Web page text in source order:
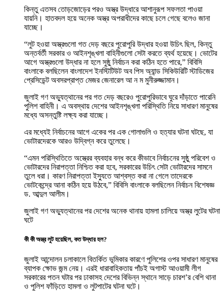
কিন্তু এতসব তোড়জোড়ের পরও অস্ত্র উদ্ধারে আশানুরূপ সফলতা পাওয়া
যায়নি। হাতবদল হয়ে অনেক অস্ত্র অপরাধীদের কাছে চলে গেছে বলেও জানা
যাচ্ছে।
“লুট হওয়া অস্ত্রগুলো গত দেড় বছরে পুরোপুরি উদ্ধার হওয়া উচিৎ ছিল, কিন্তু
অন্তর্বর্তী সরকার ও আইনশৃঙ্খলা বাহিনীগুলো সেটা করতে ব্যর্থ হয়েছে। ভোটের
আগে অস্ত্রগুলো উদ্ধার না হলে সুষ্ঠু নির্বাচন করা কঠিন হতে পারে,” বিবিসি
বাংলাকে বলছিলেন বাংলাদেশ ইনস্টিটিউট অব পিস অ্যান্ড সিকিউরিটি স্টাডিজের
প্রেসিডেন্ট অবসরপ্রাপ্ত মেজর জেনারেল আ ন ম মুনীরুজ্জামান।
জুলাই গণ অভ্যুত্থানের পর গত দেড় বছরেও পুরোপুরিভাবে ঘুরে দাঁড়াতে পারেনি
পুলিশ বাহিনী। এ অবস্থায় দেশের আইনশৃঙ্খলা পরিস্থিতি নিয়ে সাধারণ মানুষের
মধ্যে অসন্তুষ্টি লক্ষ্য করা যাচ্ছে।
এর মধ্যেই নির্বাচনের আগে একের পর এক গোলাগুলি ও হত্যার ঘটনা ঘটছে, যা
ভোটারদেরকে আরও উদ্বিগ্ন করে তুলেছে।
“এমন পরিস্থিতিতে অস্ত্রের ব্যবহার বন্ধ করে কীভাবে নির্বাচনের সুষ্ঠু পরিবেশ ও
ভোটারদের নিরাপত্তা নিশ্চিত করা হবে, সরকারের উচিৎ সেটা ভোটারদের সামনে
তুলে ধরা। কারণ নিরাপত্তা ইস্যুতে আশ্বস্ত করা না গেলে তাদেরকে
ভোটকেন্দ্রে আনা কঠিন হয়ে উঠবে,” বিবিসি বাংলাকে বলছিলেন নির্বাচন বিশেষজ্ঞ
ড. আব্দুল আলীম।
জুলাই গণ অভ্যুত্থানের পর দেশের অনেক থানায় হামলা চালিয়ে অস্ত্র লুটের ঘটনা
ঘটে
কী কী অস্ত্র লুট হয়েছিল, কত উদ্ধার হল?
জুলাই আন্দোলন চলাকালে বিতর্কিত ভূমিকার কারণে পুলিশের ওপর সাধারণ মানুষের
ব্যাপক ক্ষোভ জন্ম নেয়। এরই ধারাবাহিকতায় পাঁচই অগাস্ট আওয়ামী লীগ
সরকারের পতন ঘটার পর ঢাকাসহ দেশের বিভিন্ন স্থানে সাড়ে চারশ’র বেশি থানা
ও পুলিশ ফাঁড়িতে হামলা ও লুটপাটের ঘটনা ঘটে।